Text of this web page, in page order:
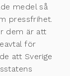
medel så
pressfrihet.
dem är att
för
att Sverige